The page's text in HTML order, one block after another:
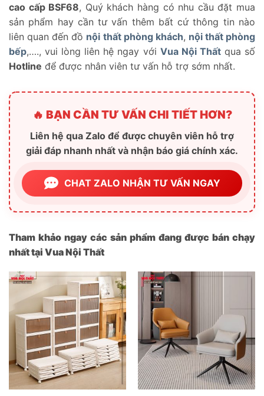
cao cấp BSF68, Quý khách hàng có nhu cầu đặt mua
sản phẩm hay cần tư vấn thêm bất cứ thông tin nào
liên quan đến đồ nội thất phòng khách, nội thất phòng
bếp,…., vui lòng liên hệ ngay với Vua Nội Thấtqua số
Hotline để được nhân viên tư vấn hỗ trợ sớm nhất.
🔥 BẠN CẦN TƯ VẤN CHI TIẾT HƠN?
Liên hệ qua Zalo để được chuyên viên hỗ trợ
giải đáp nhanh nhất và nhận báo giá chính xác.
CHAT ZALO NHẬN TƯ VẤN NGAY
Tham khảo ngay các sản phẩm đang được bán chạy
nhất tại Vua Nội Thất